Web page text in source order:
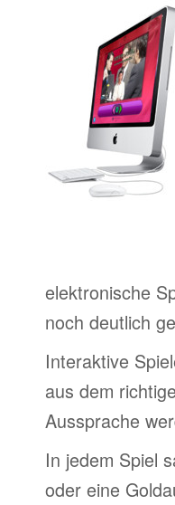
elektronische
noch deutlich
Interaktive
aus dem
Aussprache
In jedem Spiel
oder eine